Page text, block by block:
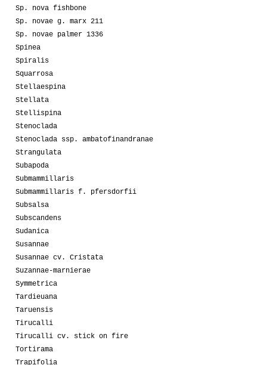
Sp. nova fishbone
Sp. novae g. marx 211
Sp. novae palmer 1336
Spinea
Spiralis
Squarrosa
Stellaespina
Stellata
Stellispina
Stenoclada
Stenoclada ssp. ambatofinandranae
Strangulata
Subapoda
Submammillaris
Submammillaris f. pfersdorfii
Subsalsa
Subscandens
Sudanica
Susannae
Susannae cv. Cristata
Suzannae-marnierae
Symmetrica
Tardieuana
Taruensis
Tirucalli
Tirucalli cv. stick on fire
Tortirama
Trapifolia